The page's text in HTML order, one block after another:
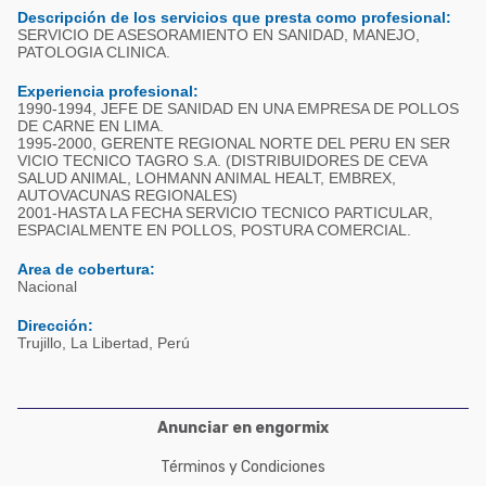
Acuacultura
Micotoxinas
Avicultura
Porcicultura
Lechería
Balanceados - Piensos
Comunidades en portugués
Avicultura
Porcicultura
Ganadería
Lechería
Descripción de los servicios que presta como profesional:
SERVICIO DE ASESORAMIENTO EN SANIDAD, MANEJO,
PATOLOGIA CLINICA.
Experiencia profesional:
1990-1994, JEFE DE SANIDAD EN UNA EMPRESA DE POLLOS
DE CARNE EN LIMA.
1995-2000, GERENTE REGIONAL NORTE DEL PERU EN SER
VICIO TECNICO TAGRO S.A. (DISTRIBUIDORES DE CEVA
SALUD ANIMAL, LOHMANN ANIMAL HEALT, EMBREX,
AUTOVACUNAS REGIONALES)
2001-HASTA LA FECHA SERVICIO TECNICO PARTICULAR,
ESPACIALMENTE EN POLLOS, POSTURA COMERCIAL.
Area de cobertura:
Nacional
Dirección:
Trujillo, La Libertad, Perú
Anunciar en engormix
Términos y Condiciones